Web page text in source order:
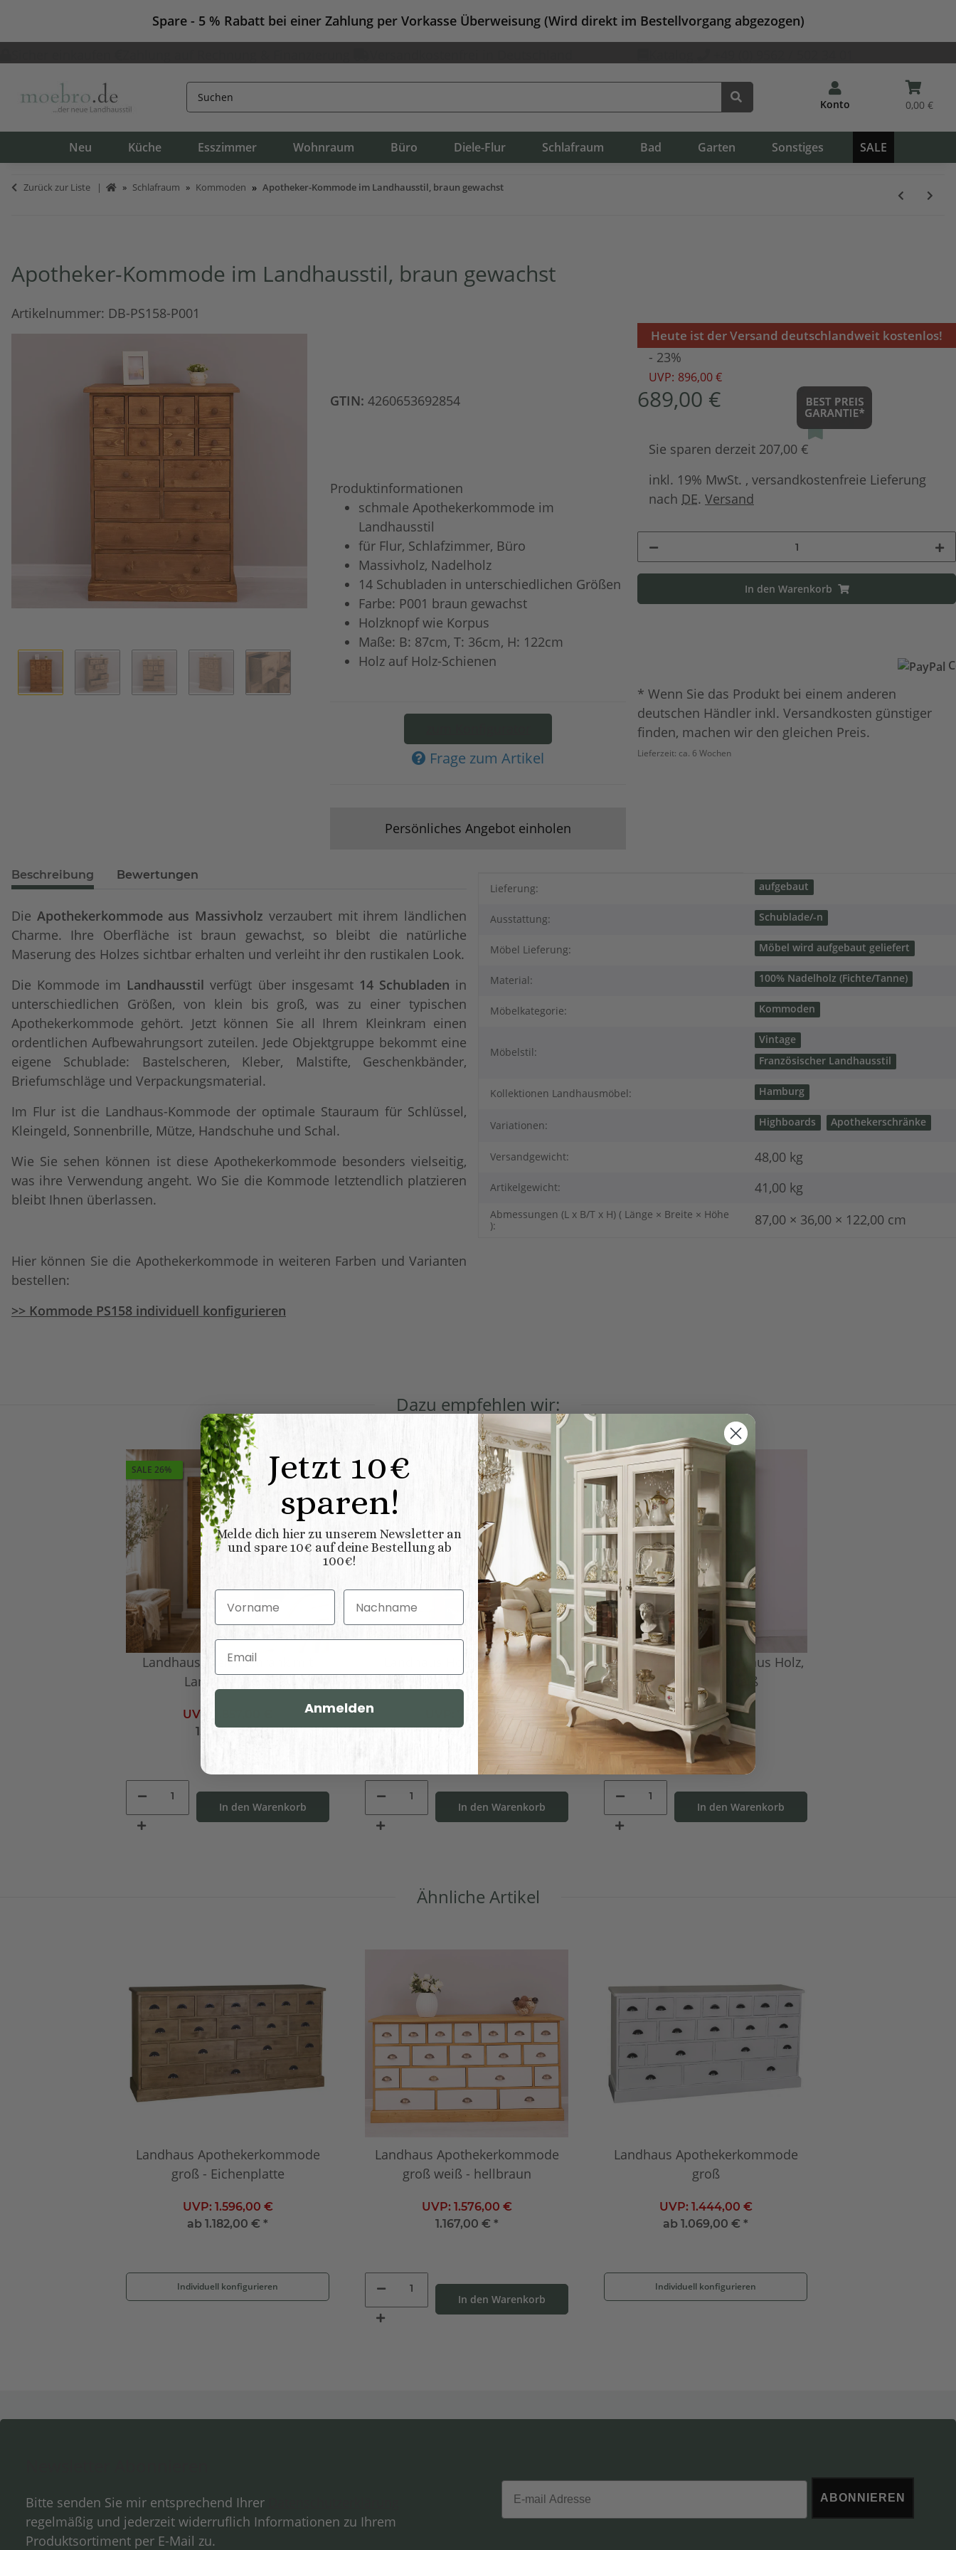
Spare - 5 % Rabatt bei einer Zahlung per Vorkasse Überweisung (Wird direkt im Bestellvorgang abgezogen)
Konto 0,00 €
Neu Küche Esszimmer Wohnraum Büro Diele-Flur Schlafraum Bad Garten Sonstiges SALE
Zurück zur Liste Schlafraum Kommoden Apotheker-Kommode im Landhausstil, braun gewachst
Apotheker-Kommode im Landhausstil, braun gewachst
Artikelnummer: DB-PS158-P001
GTIN: 4260653692854
Produktinformationen
schmale Apothekerkommode im
Landhausstil
für Flur, Schlafzimmer, Büro
Massivholz, Nadelholz
14 Schubladen in unterschiedlichen Größen
Farbe: P001 braun gewachst
Holzknopf wie Korpus
Maße: B: 87cm, T: 36cm, H: 122cm
Holz auf Holz-Schienen
Frage zum Artikel
Persönliches Angebot einholen
Heute ist der Versand deutschlandweit kostenlos!
- 23%
UVP: 896,00 €
689,00 €
Sie sparen derzeit 207,00 €
inkl. 19% MwSt. , versandkostenfreie Lieferung
nach DE. Versand
In den Warenkorb
* Wenn Sie das Produkt bei einem anderen
deutschen Händler inkl. Versandkosten günstiger
finden, machen wir den gleichen Preis.
Lieferzeit: ca. 6 Wochen
Beschreibung Bewertungen
Die Apothekerkommode aus Massivholz verzaubert mit ihrem ländlichen
Charme. Ihre Oberfläche ist braun gewachst, so bleibt die natürliche
Maserung des Holzes sichtbar erhalten und verleiht ihr den rustikalen Look.
Die Kommode im Landhausstilverfügt über insgesamt 14 Schubladen in
unterschiedlichen Größen, von klein bis groß, was zu einer typischen
Apothekerkommode gehört. Jetzt können Sie all Ihrem Kleinkram einen
ordentlichen Aufbewahrungsort zuteilen. Jede Objektgruppe bekommt eine
eigene Schublade: Bastelscheren, Kleber, Malstifte, Geschenkbänder,
Briefumschläge und Verpackungsmaterial.
Im Flur ist die Landhaus-Kommode der optimale Stauraum für Schlüssel,
Kleingeld, Sonnenbrille, Mütze, Handschuhe und Schal.
Wie Sie sehen können ist diese Apothekerkommode besonders vielseitig,
was ihre Verwendung angeht. Wo Sie die Kommode letztendlich platzieren
bleibt Ihnen überlassen.
Hier können Sie die Apothekerkommode in weiteren Farben und Varianten
bestellen:
>> Kommode PS158 individuell konfigurieren
Produkteigenschaft
Wert
Lieferung: aufgebaut
Ausstattung: Schublade/-n
Möbel Lieferung: Möbel wird aufgebaut geliefert
Material: 100% Nadelholz (Fichte/Tanne)
Möbelkategorie: Kommoden
Möbelstil:
Vintage
Französischer Landhausstil
Kollektionen Landhausmöbel: Hamburg
Variationen: Highboards Apothekerschränke
Versandgewicht: 48,00 kg
Artikelgewicht: 41,00 kg
Abmessungen (L x B/T x H) ( Länge × Breite × Höhe
):
87,00 × 36,00 × 122,00 cm
Dazu empfehlen wir:
SALE 26%
Landhaus Dielenschrank mit
Lamellentüren
UVP:
1.018,00 €*
In den Warenkorb
Landhaus Hochschrank aus
Massivholz, braun gewachst
757,00 €
582,00 €
In den Warenkorb
Vintage Bücherschrank aus Holz,
Farbe braun-weiß
UVP:
1.079,00 €
830,00 €
*
In den Warenkorb
Ähnliche Artikel
Landhaus Apothekerkommode
groß - Eichenplatte
UVP: 1.596,00 €
ab 1.182,00 € *
Individuell konfigurieren
Landhaus Apothekerkommode
groß weiß - hellbraun
UVP: 1.576,00 €
1.167,00 € *
In den Warenkorb
Landhaus Apothekerkommode
groß
UVP: 1.444,00 €
ab 1.069,00 € *
Individuell konfigurieren
Bitte senden Sie mir entsprechend Ihrer
regelmäßig und jederzeit widerruflich Informationen zu Ihrem
Produktsortiment per E-Mail zu.
Email
ABONNIEREN
Jetzt 10€
sparen!
Melde dich hier zu unserem Newsletter an
und spare 10€ auf deine Bestellung ab
100€!
Vorname Nachname
Email
Anmelden